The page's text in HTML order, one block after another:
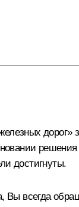
дорог»
достигнуты.
Вы всегда